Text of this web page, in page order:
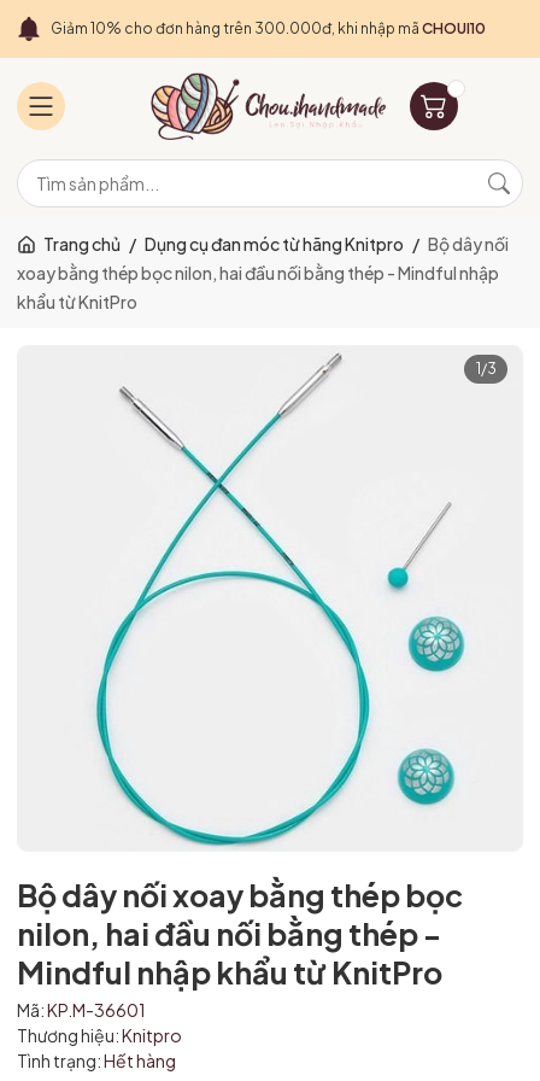
Giảm 10% cho đơn hàng trên 300.000đ, khi nhập mã CHOUI10
Trang chủ / Dụng cụ đan móc từ hãng Knitpro / Bộ dây nối
xoay bằng thép bọc nilon, hai đầu nối bằng thép - Mindful nhập
khẩu từ KnitPro
1 /3
Bộ dây nối xoay bằng thép bọc
nilon, hai đầu nối bằng thép -
Mindful nhập khẩu từ KnitPro
Mã:KP.M-36601
Thương hiệu:Knitpro
Tình trạng:Hết hàng